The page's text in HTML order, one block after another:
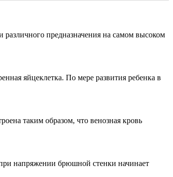
предназначения на самом высоком
яйцеклетка. По мере развития ребенка в
таким образом, что венозная кровь
напряжении брюшной стенки начинает